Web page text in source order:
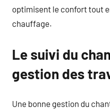
optimisent le confort tout
chauffage.
Le suivi du
gestion des
Une bonne gestion du